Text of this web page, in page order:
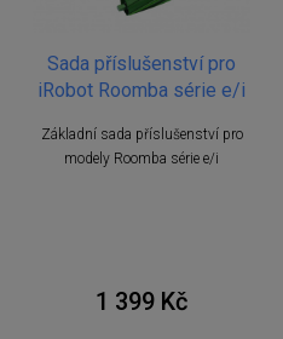
Sada příslušenství pro
iRobot Roomba série e/i
Základní sada příslušenství pro
modely Roomba série e/i
1 399 Kč